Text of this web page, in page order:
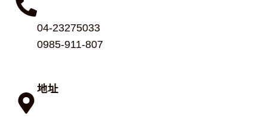
04-23275033
0985-911-807
地址